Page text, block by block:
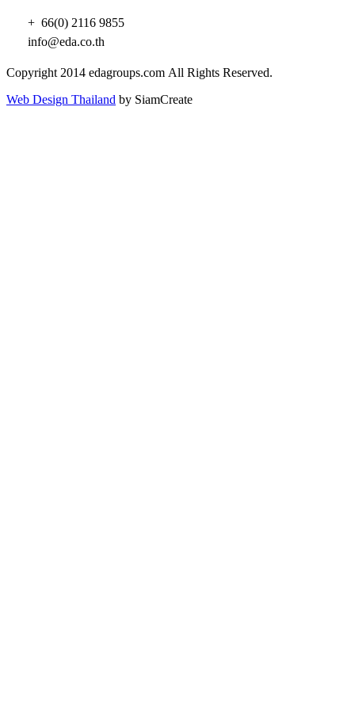
+ 66(0) 2116 9855
info@eda.co.th
Copyright 2014 edagroups.com All Rights Reserved.
Web Design Thailand by SiamCreate